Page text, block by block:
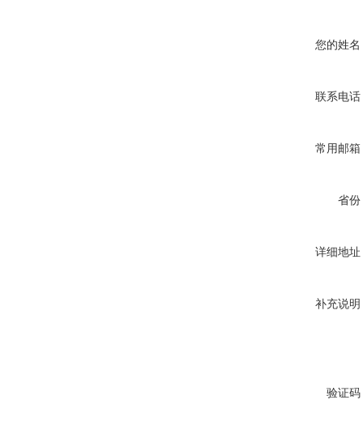
您的姓名
联系电话
常用邮箱
省份
详细地址
补充说明
验证码